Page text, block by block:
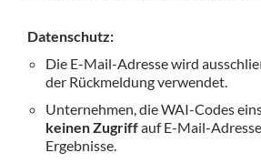
Datenschutz:
Die E-Mail-Adresse wird
der Rückmeldung verwendet.
Unternehmen, die WAI-Codes
keinen Zugriffauf E-Mail-
Ergebnisse.